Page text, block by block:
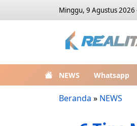
Minggu, 9 Agustus 2026
NEWS Whatsapp
Beranda » NEWS